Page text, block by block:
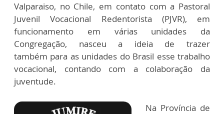
Valparaiso, no Chile, em contato com a Pastoral
Juvenil Vocacional Redentorista (PJVR), em
funcionamento em várias unidades da
Congregação, nasceu a ideia de trazer
também para as unidades do Brasil esse trabalho
vocacional, contando com a colaboração da
juventude.
Na Província de